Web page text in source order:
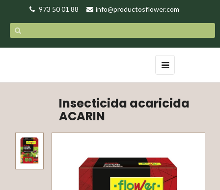
973 50 01 88 info@productosflower.com
Navegación
de
palanca
☰
Insecticida acaricida
ACARIN